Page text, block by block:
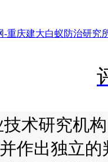
重庆建大白蚁防治研究
术研究机
作出独立